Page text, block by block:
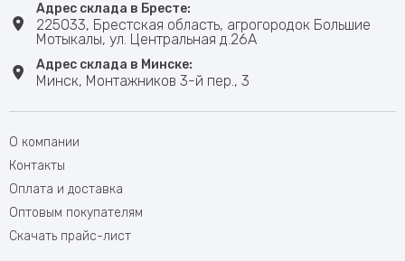
Адрес склада в Бресте:
225033, Брестская область, агрогородок Большие
Мотыкалы, ул. Центральная д.26А
Адрес склада в Минске:
Минск, Монтажников 3-й пер., 3
О компании
Контакты
Оплата и доставка
Оптовым покупателям
Скачать прайс-лист